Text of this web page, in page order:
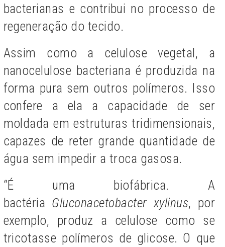
bacterianas e contribui no processo de
regeneração do tecido.
Assim como a celulose vegetal, a
nanocelulose bacteriana é produzida na
forma pura sem outros polímeros. Isso
confere a ela a capacidade de ser
moldada em estruturas tridimensionais,
capazes de reter grande quantidade de
água sem impedir a troca gasosa.
“É uma biofábrica. A
bactéria Gluconacetobacter xylinus, por
exemplo, produz a celulose como se
tricotasse polímeros de glicose. O que